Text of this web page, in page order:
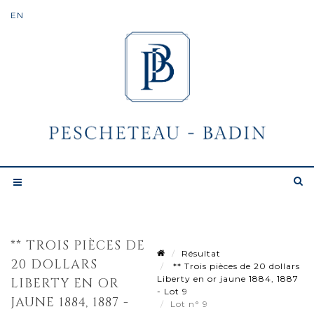
** TROIS PIÈCES DE
20 DOLLARS
LIBERTY EN OR
JAUNE 1884, 1887 -
Résultat
** Trois pièces de 20 dollars
Liberty en or jaune 1884, 1887
- Lot 9
Lot n° 9